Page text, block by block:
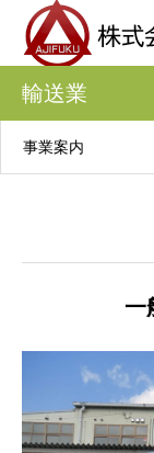
輸送業
事業案内
一